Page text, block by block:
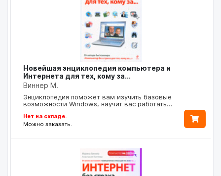
Новейшая энциклопедия компьютера и
Интернета для тех, кому за...
Виннер М.
Энциклопедия поможет вам изучить базовые
возможности Windows, научит вас работать…
Нет на складе.
Можно заказать.